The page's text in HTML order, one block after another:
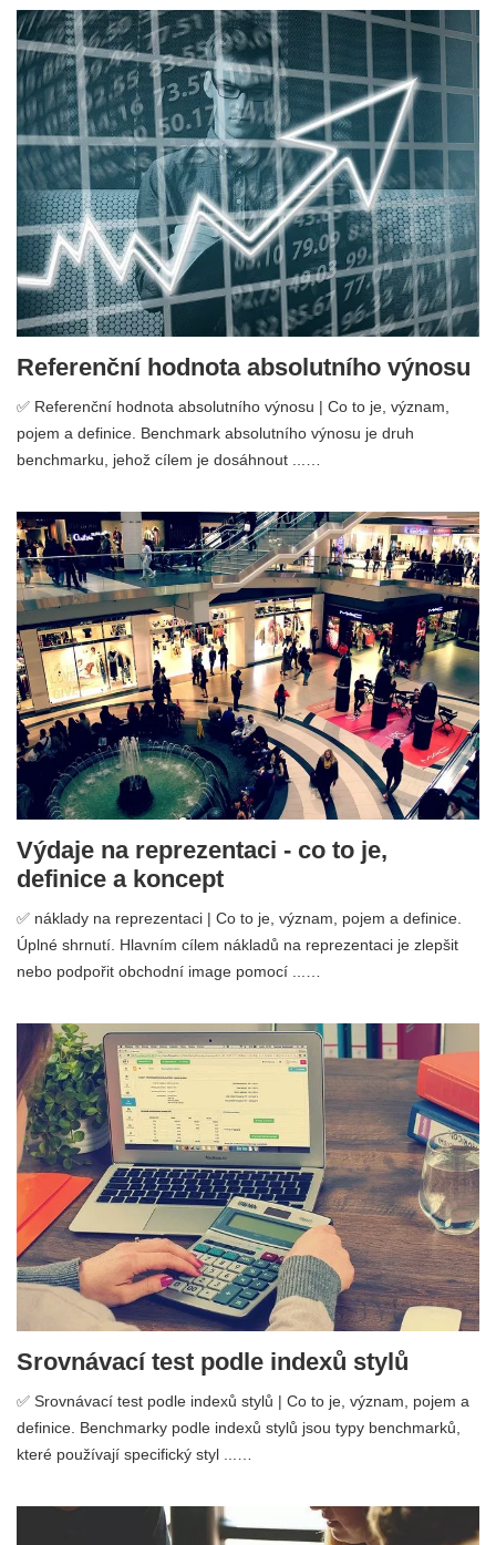
Referenční hodnota absolutního výnosu
✅ Referenční hodnota absolutního výnosu | Co to je, význam,
pojem a definice. Benchmark absolutního výnosu je druh
benchmarku, jehož cílem je dosáhnout ...…
Výdaje na reprezentaci - co to je,
definice a koncept
✅ náklady na reprezentaci | Co to je, význam, pojem a definice.
Úplné shrnutí. Hlavním cílem nákladů na reprezentaci je zlepšit
nebo podpořit obchodní image pomocí ...…
Srovnávací test podle indexů stylů
✅ Srovnávací test podle indexů stylů | Co to je, význam, pojem a
definice. Benchmarky podle indexů stylů jsou typy benchmarků,
které používají specifický styl ...…